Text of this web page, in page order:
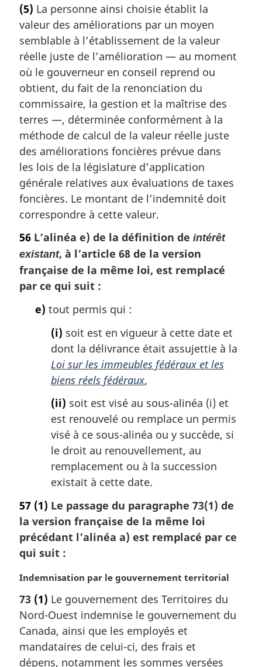
t
e
m
a
g
i
n
a
e
:
(5) La personne ainsi choisie établit la
valeur des améliorations par un moyen
semblable à l’établissement de la valeur
réelle juste de l’amélioration — au moment
où le gouverneur en conseil reprend ou
obtient, du fait de la renonciation du
commissaire, la gestion et la maîtrise des
terres —, déterminée conformément à la
méthode de calcul de la valeur réelle juste
des améliorations foncières prévue dans
les lois de la législature d’application
générale relatives aux évaluations de taxes
foncières. Le montant de l’indemnité doit
correspondre à cette valeur.
56 L’alinéa e) de la définition de intérêt
existant, à l’article 68 de la version
française de la même loi, est remplacé
par ce qui suit :
e) tout permis qui :
(i) soit est en vigueur à cette date et
dont la délivrance était assujettie à la
Loi sur les immeubles fédéraux et les
biens réels fédéraux,
(ii) soit est visé au sous-alinéa (i) et
est renouvelé ou remplace un permis
visé à ce sous-alinéa ou y succède, si
le droit au renouvellement, au
remplacement ou à la succession
existait à cette date.
57 (1) Le passage du paragraphe 73(1) de
la version française de la même loi
précédant l’alinéa a) est remplacé par ce
qui suit :
N
t
e
m
a
Indemnisation par le gouvernement territorial
73 (1) Le gouvernement des Territoires du
Nord-Ouest indemnise le gouvernement du
Canada, ainsi que les employés et
mandataires de celui-ci, des frais et
dépens, notamment les sommes versées